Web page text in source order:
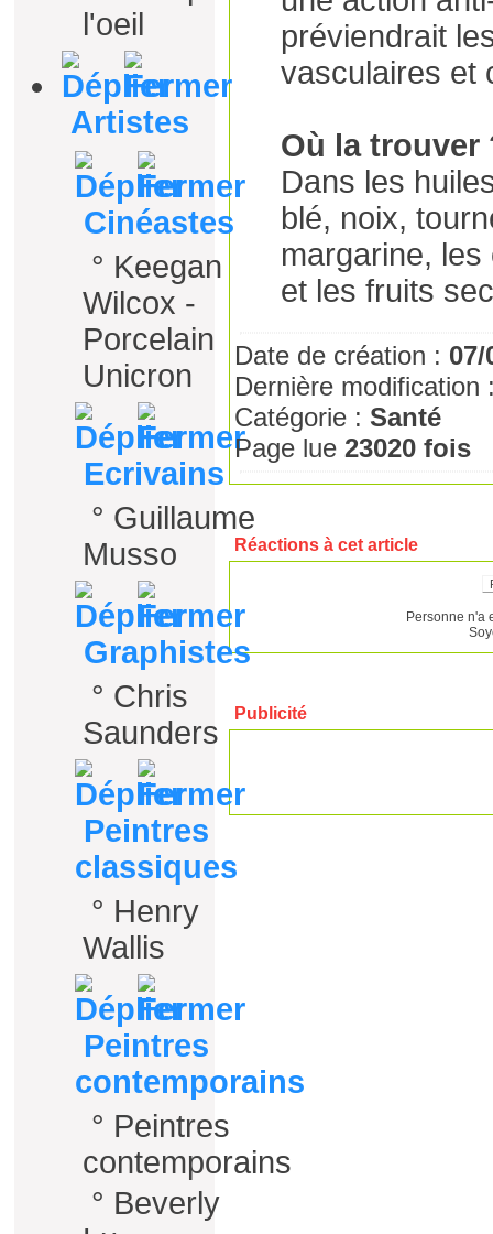
l'oeil
Artistes
Cinéastes
° Keegan
Wilcox -
Porcelain
Unicron
Ecrivains
° Guillaume
Musso
Graphistes
° Chris
Saunders
Peintres
classiques
° Henry
Wallis
Peintres
contemporains
° Peintres
contemporains
° Beverly
préviendrait
vasculaires et
Où la trouver
Dans les
blé, noix,
margarine,
et les fruits
Date de création : 07/
Dernière
Catégorie : Santé
Page lue 23020 fois
Réactions à cet article
Personne n'a
Publicité